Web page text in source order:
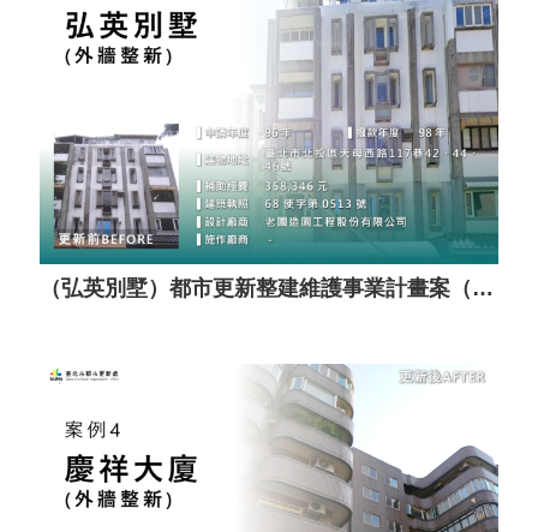
（弘英別墅）都市更新整建維護事業計畫案（套餐A）